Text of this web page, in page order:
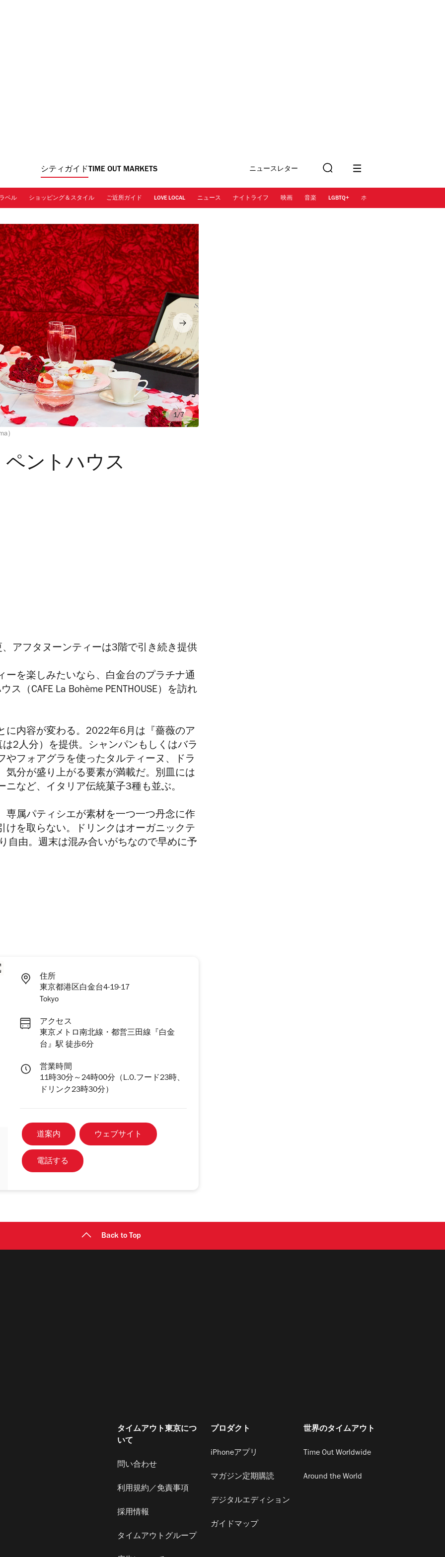
シティガイド TIME OUT MARKETS ニュースレター
に登録
索
ベル ショッピング＆スタイル ご近所ガイド LOVE LOCAL ニュース ナイトライフ 映画 音楽 LGBTQ+ ホテル
）
/7
ントハウス
アフタヌーンティーは3階で引き続き提供
ーを楽しみたいなら、白金台のプラチナ通
（CAFE La Bohème PENTHOUSE）を訪れ
内容が変わる。 2022年6月 は『薔薇のア
は2人分）を提供。シャンパンもしくはバラ
やフォアグラを使ったタルティーヌ、ドラ
分が盛り上がる要素が満載だ。 別皿には
ニなど、イタリア伝統菓子3種も並ぶ。
専属パティシエが素材を一つ一つ丹念に作
けを取らない。ドリンクはオーガニックテ
自由。週末は混み合いがちなので早めに予
住所
東京都港区白金台4-19-17
Tokyo
アクセス
東京メトロ南北線・都営三田線『白金
台』駅 徒歩6分
営業時間
11時30分～24時00分（L.O.フード23時、
ドリンク23時30分）
道案内 ウェブサイト
電話する
Back to Top
タイムアウト東京につ
いて
問い合わせ
利用規約／免責事項
採用情報
タイムアウトグループ
プロダクト
iPhoneアプリ
マガジン定期購読
デジタルエディション
ガイドマップ
世界のタイムアウト
Time Out Worldwide
Around the World